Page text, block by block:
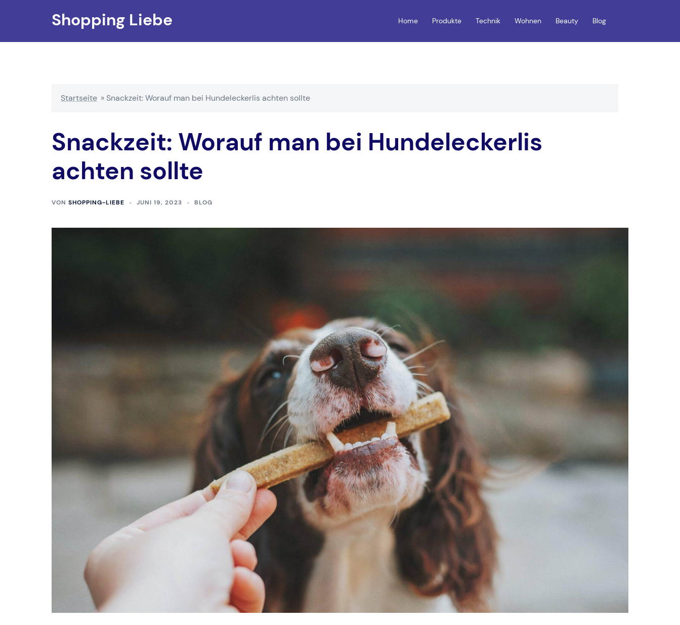
Shopping Liebe Home Produkte Technik Wohnen Beauty Blog
Startseite » Snackzeit: Worauf man bei Hundeleckerlis achten sollte
Snackzeit: Worauf man bei Hundeleckerlis
achten sollte
VON SHOPPING-LIEBE JUNI 19, 2023 BLOG